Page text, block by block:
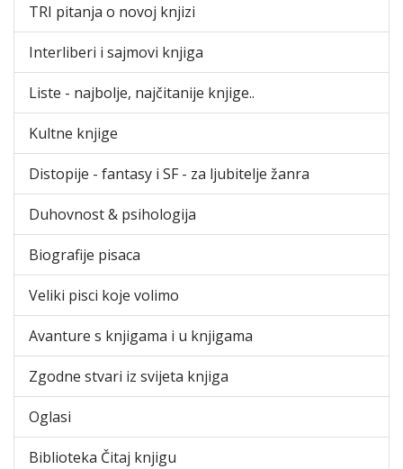
TRI pitanja o novoj knjizi
Interliberi i sajmovi knjiga
Liste - najbolje, najčitanije knjige..
Kultne knjige
Distopije - fantasy i SF - za ljubitelje žanra
Duhovnost & psihologija
Biografije pisaca
Veliki pisci koje volimo
Avanture s knjigama i u knjigama
Zgodne stvari iz svijeta knjiga
Oglasi
Biblioteka Čitaj knjigu